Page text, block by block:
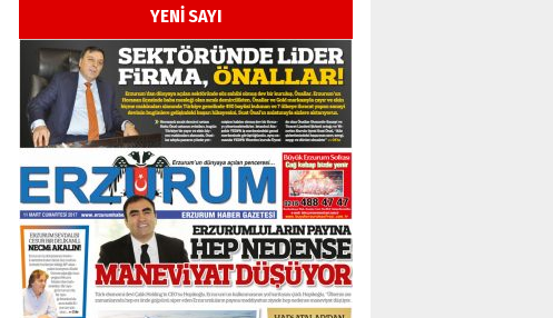
YENİ SAYI
Kenan GÜLERCİ
Murat Şahsuvaroğlu ERKON’da
çıtayı yukarı taşırken,
yönetimdekiler aşağı
çekmemeli!
17 Şubat 2026 SalıOrhan BOZKURT
Bir fotoğraf, bir şehir, bir
gazeteci… Dizginler kimin
elinde?
31 Mart 2026 Salı
A. Berhan Yılmaz
BİR BÖLÜM DEĞİL, BİR ÖMÜR
SEÇİYORSUNUZ… “NEDEN
ATATÜRK ÜNİVERSİTESİ?”